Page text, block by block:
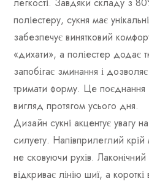
легкості. Завдяки складу з
поліестеру, сукня має
забезпечує винятковий
«дихати», а поліестер додає
запобігає зминання і
тримати форму. Це поєднання
вигляд протягом усього дня.
Дизайн сукні акцентує увагу
силуету. Напівприлеглий
не сковуючи рухів.
відкриває лінію шиї, а короткі